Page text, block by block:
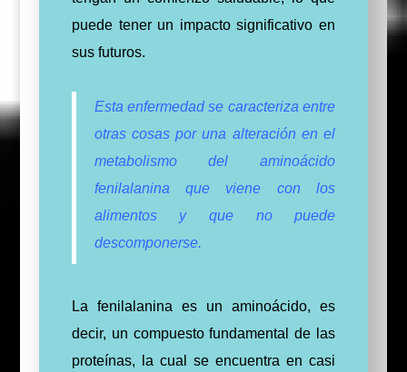
puede tener un impacto significativo en
sus futuros.
Esta enfermedad se caracteriza entre
otras cosas por una alteración en el
metabolismo del aminoácido
fenilalanina que viene con los
alimentos y que no puede
descomponerse.
La fenilalanina es un aminoácido, es
decir, un compuesto fundamental de las
proteínas, la cual se encuentra en casi